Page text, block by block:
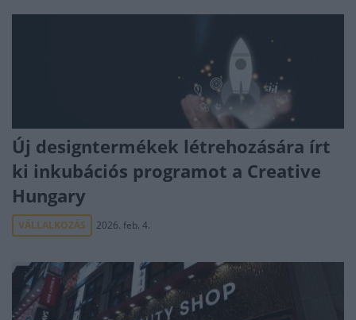
Új designtermékek létrehozására írt
ki inkubációs programot a Creative
Hungary
VÁLLALKOZÁS 2026. feb. 4.